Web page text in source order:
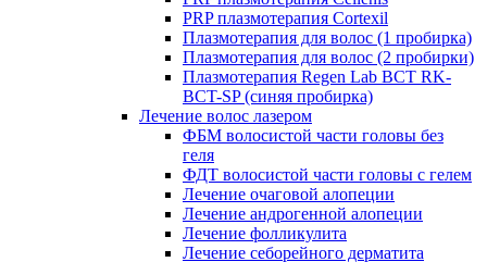
PRP плазмотерапия Cortexil
Плазмотерапия для волос (1 пробирка)
Плазмотерапия для волос (2 пробирки)
Плазмотерапия Regen Lab BCT RK-
BCT-SP (синяя пробирка)
Лечение волос лазером
ФБМ волосистой части головы без
геля
ФДТ волосистой части головы с гелем
Лечение очаговой алопеции
Лечение андрогенной алопеции
Лечение фолликулита
Лечение себорейного дерматита